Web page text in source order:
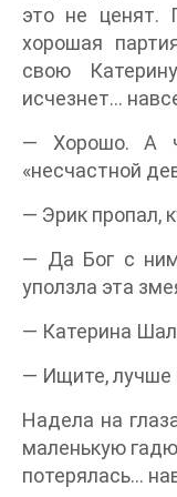
это не ценят.
хорошая
свою
исчезнет…
— Хорошо. А
«несчастной
— Эрик пропал,
— Да Бог с
уползла эта
— Катерина
— Ищите, лучше
Надела на
маленькую
потерялась…